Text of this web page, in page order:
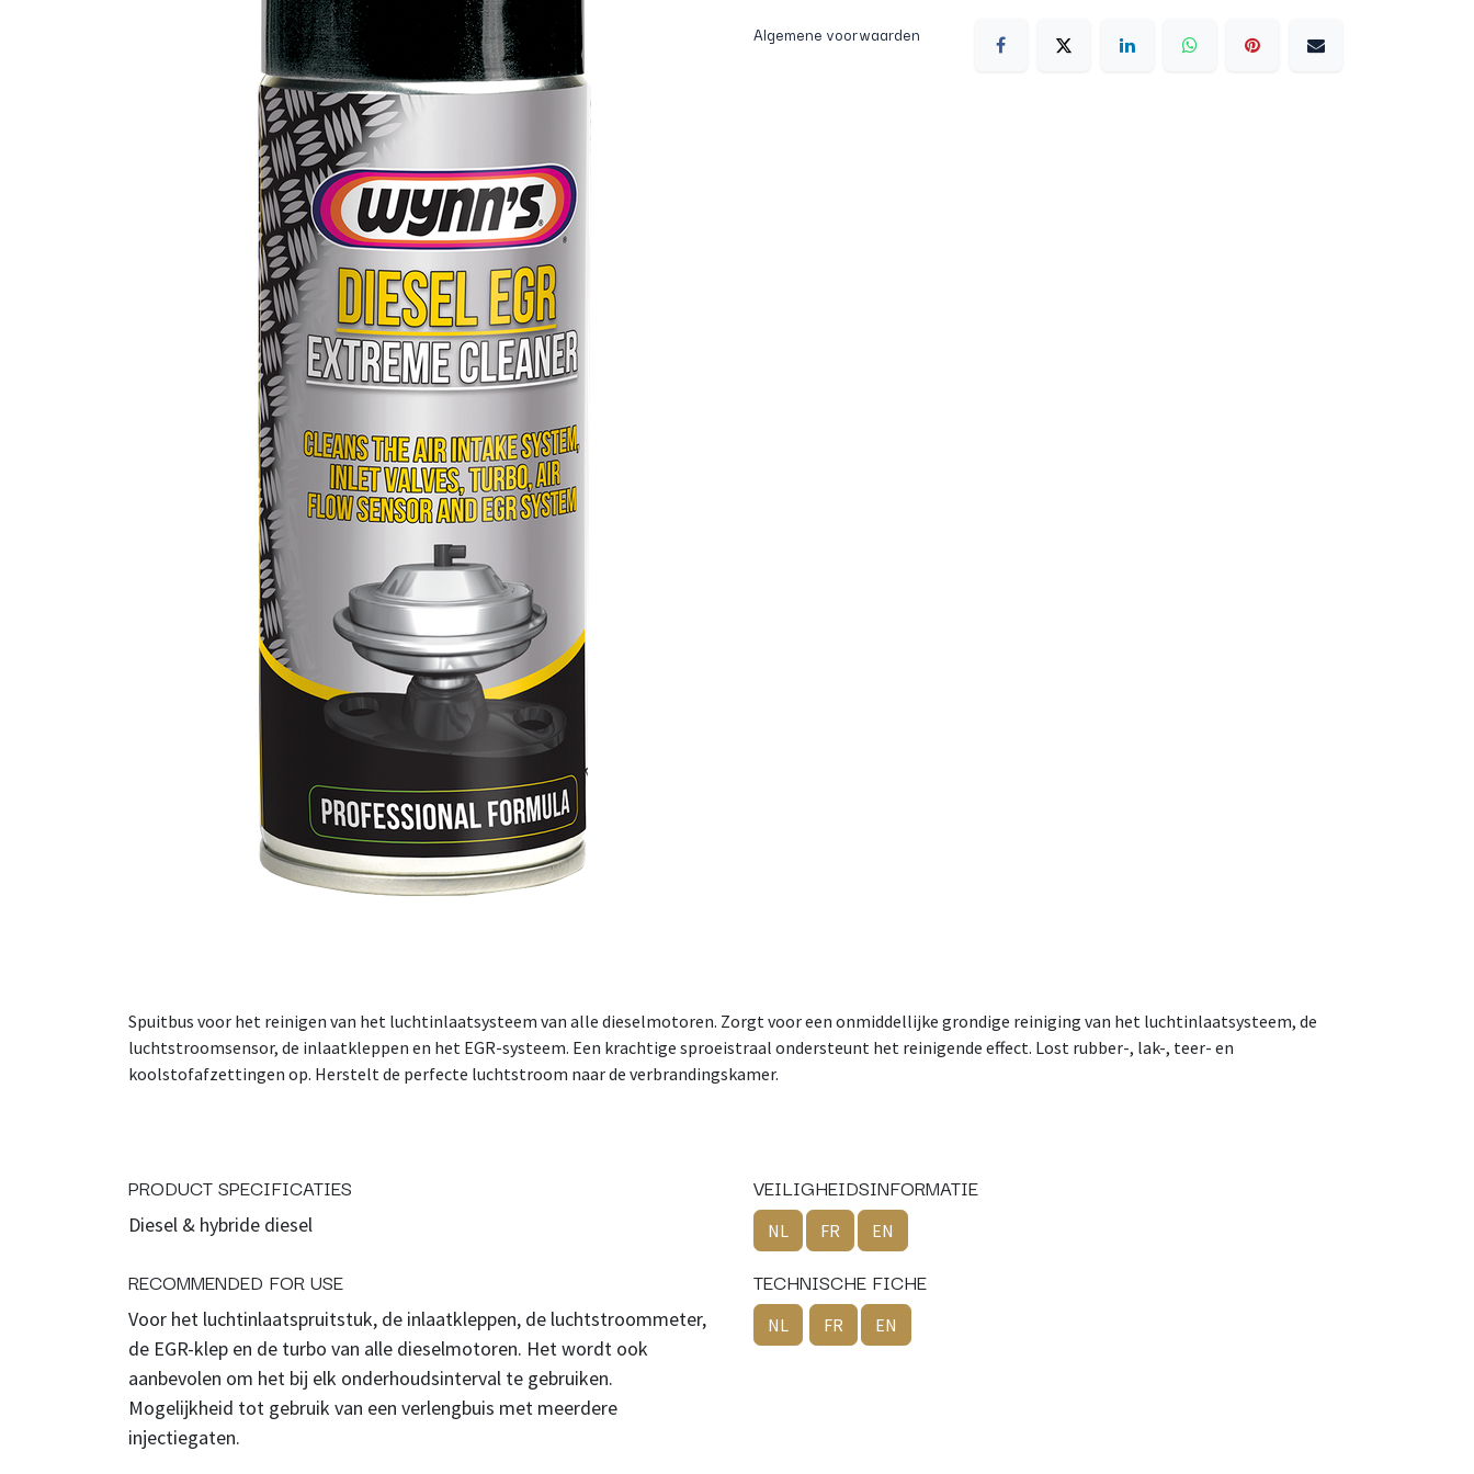
Algemene voorwaarden
Spuitbus voor het reinigen van het luchtinlaatsysteem van alle dieselmotoren. Zorgt voor een onmiddellijke grondige reiniging van het luchtinlaatsysteem, de
luchtstroomsensor, de inlaatkleppen en het EGR-systeem. Een krachtige sproeistraal ondersteunt het reinigende effect. Lost rubber-, lak-, teer- en
koolstofafzettingen op. Herstelt de perfecte luchtstroom naar de verbrandingskamer.
PRODUCT SPECIFICATIES
Diesel & hybride diesel
VEILIGHEIDSINFORMATIE
NL FR EN
RECOMMENDED FOR USE
Voor het luchtinlaatspruitstuk, de inlaatkleppen, de luchtstroommeter,
de EGR-klep en de turbo van alle dieselmotoren. Het wordt ook
aanbevolen om het bij elk onderhoudsinterval te gebruiken.
Mogelijkheid tot gebruik van een verlengbuis met meerdere
injectiegaten.
TECHNISCHE FICHE
NL FR EN